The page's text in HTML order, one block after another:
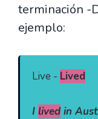
terminación -
ejemplo:
Live - Lived
I lived in